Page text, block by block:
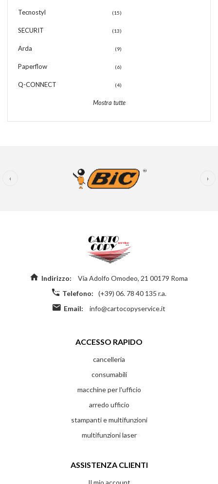
Tecnostyl (15)
SECURIT (13)
Arda (9)
Paperflow (6)
Q-CONNECT (4)
Mostra tutte
‹ ›
Indirizzo:
Via Adolfo Omodeo, 21 00179 Roma
Telefono:
(+39) 06. 78 40 135 r.a.
Email:
info@cartocopyservice.it
ACCESSO RAPIDO
cancelleria
consumabili
macchine per l'ufficio
arredo ufficio
stampanti e multifunzioni
multifunzioni laser
ASSISTENZA CLIENTI
Il mio account